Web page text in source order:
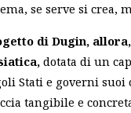
se serve si crea,
di Dugin,
dotata di un
Stati e governi
tangibile e